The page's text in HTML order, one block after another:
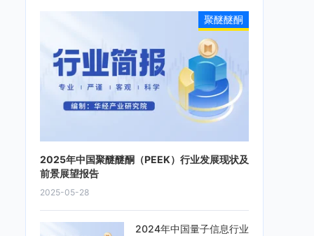
2025年中国聚醚醚酮（PEEK）行业发展现状及
前景展望报告
2025-05-28
聚醚醚酮
2024年中国量子信息行业